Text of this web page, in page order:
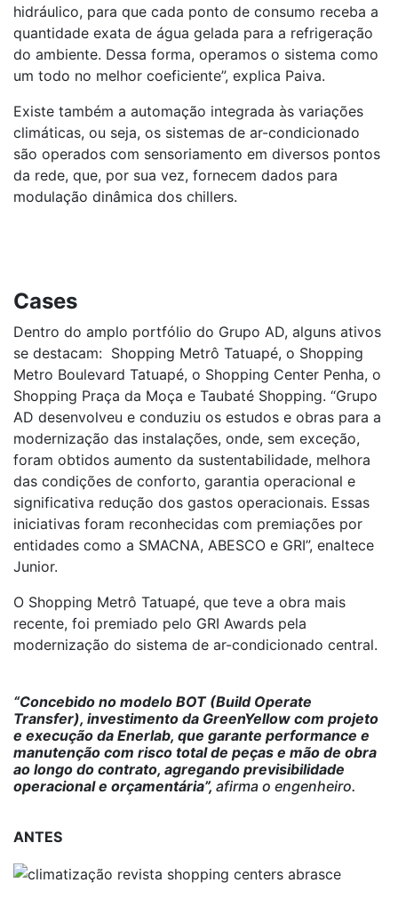
hidráulico, para que cada ponto de consumo receba a
quantidade exata de água gelada para a refrigeração
do ambiente. Dessa forma, operamos o sistema como
um todo no melhor coeficiente”, explica Paiva.
Existe também a automação integrada às variações
climáticas, ou seja, os sistemas de ar-condicionado
são operados com sensoriamento em diversos pontos
da rede, que, por sua vez, fornecem dados para
modulação dinâmica dos chillers.
Cases
Dentro do amplo portfólio do Grupo AD, alguns ativos
se destacam: Shopping Metrô Tatuapé, o Shopping
Metro Boulevard Tatuapé, o Shopping Center Penha, o
Shopping Praça da Moça e Taubaté Shopping. “Grupo
AD desenvolveu e conduziu os estudos e obras para a
modernização das instalações, onde, sem exceção,
foram obtidos aumento da sustentabilidade, melhora
das condições de conforto, garantia operacional e
significativa redução dos gastos operacionais. Essas
iniciativas foram reconhecidas com premiações por
entidades como a SMACNA, ABESCO e GRI”, enaltece
Junior.
O Shopping Metrô Tatuapé, que teve a obra mais
recente, foi premiado pelo GRI Awards pela
modernização do sistema de ar-condicionado central.
“Concebido no modelo BOT (Build Operate
Transfer), investimento da GreenYellow com projeto
e execução da Enerlab, que garante performance e
manutenção com risco total de peças e mão de obra
ao longo do contrato, agregando previsibilidade
operacional e orçamentária”, afirma o engenheiro.
ANTES